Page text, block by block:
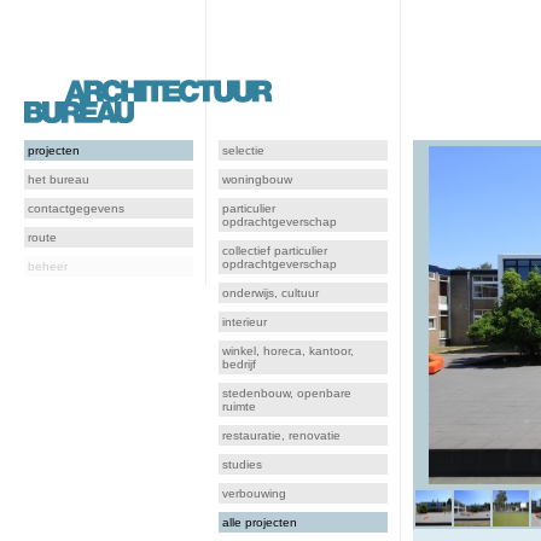
projecten
het bureau
contactgegevens
route
beheer
selectie
woningbouw
particulier
opdrachtgeverschap
collectief particulier
opdrachtgeverschap
onderwijs, cultuur
interieur
winkel, horeca, kantoor,
bedrijf
stedenbouw, openbare
ruimte
restauratie, renovatie
studies
verbouwing
alle projecten